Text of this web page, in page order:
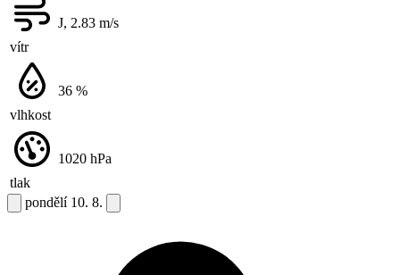
vítr
J, 2.83 m/s
vlhkost
36 %
tlak
1020 hPa
pondělí 10. 8.